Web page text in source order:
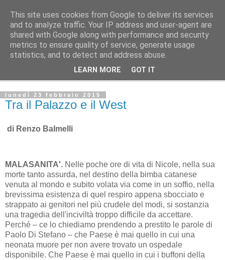
L'Avvenire dei lavoratori
SPIGOLATURE
lunedì 23 febbraio 2015
Tra il Palazzo e il West
di Renzo Balmelli
MALASANITA'. Nelle poche ore di vita di Nicole, nella sua
morte tanto assurda, nel destino della bimba catanese
venuta al mondo e subito volata via come in un soffio, nella
brevissima esistenza di quel respiro appena sbocciato e
strappato ai genitori nel più crudele del modi, si sostanzia
una tragedia dell'inciviltà troppo difficile da accettare.
Perché – ce lo chiediamo prendendo a prestito le parole di
Paolo Di Stefano – che Paese è mai quello in cui una
neonata muore per non avere trovato un ospedale
disponibile. Che Paese è mai quello in cui i buffoni della
This site uses cookies from Google to deliver its services
and to analyze traffic. Your IP address and user-agent are
shared with Google along with performance and security
metrics to ensure quality of service, generate usage
statistics, and to detect and address abuse.
LEARN MORE GOT IT